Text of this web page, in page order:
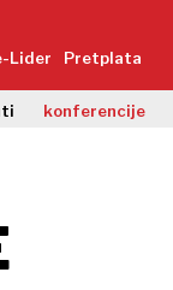
Lider Pretplata
konferencije